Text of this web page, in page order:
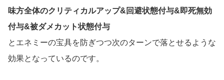
味方全体のクリティカルアップ&回避状態付与&即死無効
付与&被ダメカット状態付与
とエネミーの宝具を防ぎつつ次のターンで落とせるような
効果となっているのです。